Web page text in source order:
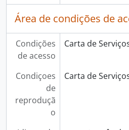
Área de condições de
Condições
de acesso
Carta de
Condiçoes
de
reproduçã
o
Carta de